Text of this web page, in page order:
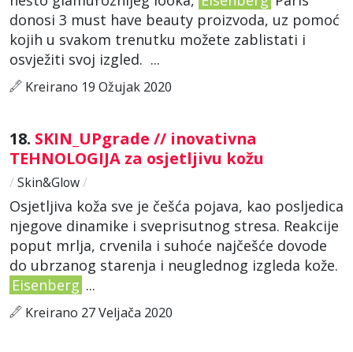
donosi 3 must have beauty proizvoda, uz pomoć
kojih u svakom trenutku možete zablistati i
osvježiti svoj izgled. ...
Kreirano 19 Ožujak 2020
18. SKIN_UPgrade // inovativna
TEHNOLOGIJA za osjetljivu kožu
/ Skin&Glow/
Osjetljiva koža sve je češća pojava, kao posljedica
njegove dinamike i sveprisutnog stresa. Reakcije
poput mrlja, crvenila i suhoće najčešće dovode
do ubrzanog starenja i neuglednog izgleda kože.
Eisenberg ...
Kreirano 27 Veljača 2020